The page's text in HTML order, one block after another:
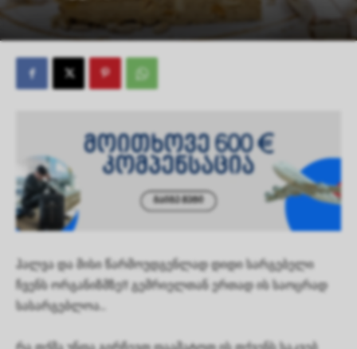
ჰალვა და მისი წარმოუდგენლად დიდი სარგებელი
ჩვენს ორგანიზმზე!! გემრიელთან ერთად ის საოცრად
სასარგებლოა..